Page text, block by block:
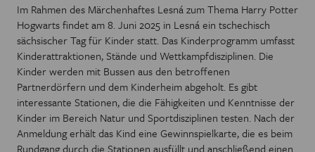
Im Rahmen des Märchenhaftes Lesná zum Thema Harry Potter
Hogwarts findet am 8. Juni 2025 in Lesná ein tschechisch
sächsischer Tag für Kinder statt. Das Kinderprogramm umfasst
Kinderattraktionen, Stände und Wettkampfdisziplinen. Die
Kinder werden mit Bussen aus den betroffenen
Partnerdörfern und dem Kinderheim abgeholt. Es gibt
interessante Stationen, die die Fähigkeiten und Kenntnisse der
Kinder im Bereich Natur und Sportdisziplinen testen. Nach der
Anmeldung erhält das Kind eine Gewinnspielkarte, die es beim
Rundgang durch die Stationen ausfüllt und anschließend einen